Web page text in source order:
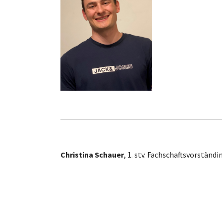
Christina Schauer, 1. stv.